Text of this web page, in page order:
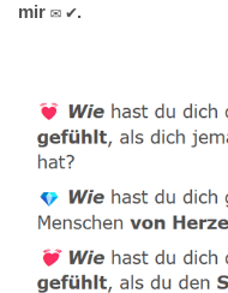
mir ✉ ✔.